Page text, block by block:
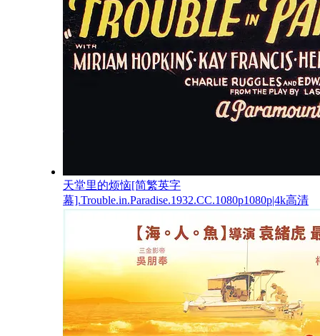
天堂里的烦恼[简繁英字
幕].Trouble.in.Paradise.1932.CC.1080p1080p|4k高清